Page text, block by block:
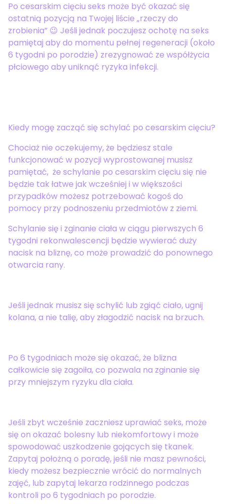
Po cesarskim cięciu seks może być okazać się
ostatnią pozycją na Twojej liście „rzeczy do
zrobienia” 😉 Jeśli jednak poczujesz ochotę na seks
pamiętaj aby do momentu pełnej regeneracji (około
6 tygodni po porodzie) zrezygnować ze współżycia
płciowego aby uniknąć ryzyka infekcji.
Kiedy mogę zacząć się schylać po cesarskim cięciu?
Chociaż nie oczekujemy, że będziesz stale
funkcjonować w pozycji wyprostowanej musisz
pamiętać, że schylanie po cesarskim cięciu się nie
będzie tak łatwe jak wcześniej i w większości
przypadków możesz potrzebować kogoś do
pomocy przy podnoszeniu przedmiotów z ziemi.
Schylanie się i zginanie ciała w ciągu pierwszych 6
tygodni rekonwalescencji będzie wywierać duży
nacisk na bliznę, co może prowadzić do ponownego
otwarcia rany.
Jeśli jednak musisz się schylić lub zgiąć ciało, ugnij
kolana, a nie talię, aby złagodzić nacisk na brzuch.
Po 6 tygodniach może się okazać, że blizna
całkowicie się zagoiła, co pozwala na zginanie się
przy mniejszym ryzyku dla ciała.
Jeśli zbyt wcześnie zaczniesz uprawiać seks, może
się on okazać bolesny lub niekomfortowy i może
spowodować uszkodzenie gojących się tkanek.
Zapytaj położną o poradę, jeśli nie masz pewności,
kiedy możesz bezpiecznie wrócić do normalnych
zajęć, lub zapytaj lekarza rodzinnego podczas
kontroli po 6 tygodniach po porodzie.